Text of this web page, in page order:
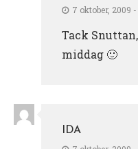
7 oktober, 2009 -
Tack
middag 🙂
IDA